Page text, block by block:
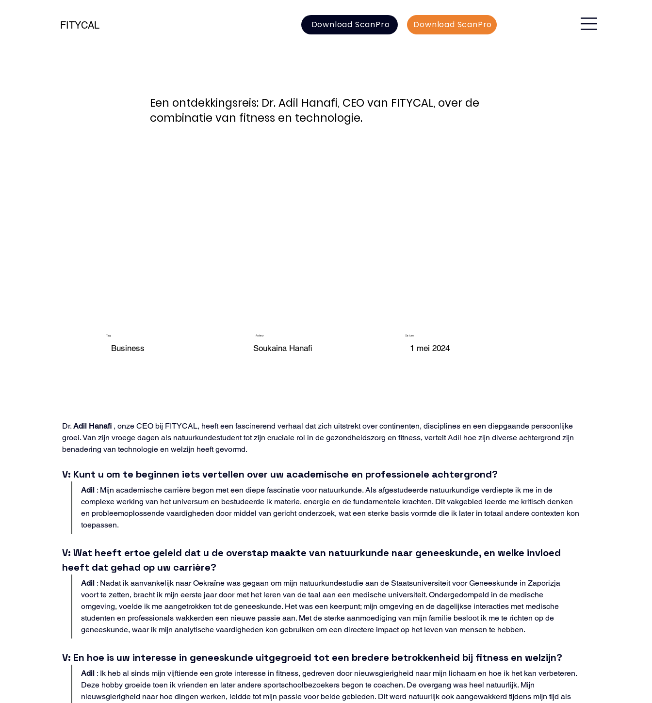
FITYCAL Download ScanPro Download ScanPro
Een ontdekkingsreis: Dr. Adil Hanafi, CEO van FITYCAL, over de
combinatie van fitness en technologie.
Tag Auteur Datum
Business Soukaina Hanafi 1 mei 2024
Dr. Adil Hanafi , onze CEO bij FITYCAL, heeft een fascinerend verhaal dat zich uitstrekt over continenten, disciplines en een diepgaande persoonlijke
groei. Van zijn vroege dagen als natuurkundestudent tot zijn cruciale rol in de gezondheidszorg en fitness, vertelt Adil hoe zijn diverse achtergrond zijn
benadering van technologie en welzijn heeft gevormd.
V: Kunt u om te beginnen iets vertellen over uw academische en professionele achtergrond?
Adil : Mijn academische carrière begon met een diepe fascinatie voor natuurkunde. Als afgestudeerde natuurkundige verdiepte ik me in de
complexe werking van het universum en bestudeerde ik materie, energie en de fundamentele krachten. Dit vakgebied leerde me kritisch denken
en probleemoplossende vaardigheden door middel van gericht onderzoek, wat een sterke basis vormde die ik later in totaal andere contexten kon
toepassen.
V: Wat heeft ertoe geleid dat u de overstap maakte van natuurkunde naar geneeskunde, en welke invloed
heeft dat gehad op uw carrière?
Adil : Nadat ik aanvankelijk naar Oekraïne was gegaan om mijn natuurkundestudie aan de Staatsuniversiteit voor Geneeskunde in Zaporizja
voort te zetten, bracht ik mijn eerste jaar door met het leren van de taal aan een medische universiteit. Ondergedompeld in de medische
omgeving, voelde ik me aangetrokken tot de geneeskunde. Het was een keerpunt; mijn omgeving en de dagelijkse interacties met medische
studenten en professionals wakkerden een nieuwe passie aan. Met de sterke aanmoediging van mijn familie besloot ik me te richten op de
geneeskunde, waar ik mijn analytische vaardigheden kon gebruiken om een directere impact op het leven van mensen te hebben.
V: En hoe is uw interesse in geneeskunde uitgegroeid tot een bredere betrokkenheid bij fitness en welzijn?
Adil : Ik heb al sinds mijn vijftiende een grote interesse in fitness, gedreven door nieuwsgierigheid naar mijn lichaam en hoe ik het kan verbeteren.
Deze hobby groeide toen ik vrienden en later andere sportschoolbezoekers begon te coachen. De overgang was heel natuurlijk. Mijn
nieuwsgierigheid naar hoe dingen werken, leidde tot mijn passie voor beide gebieden. Dit werd natuurlijk ook aangewakkerd tijdens mijn tijd als